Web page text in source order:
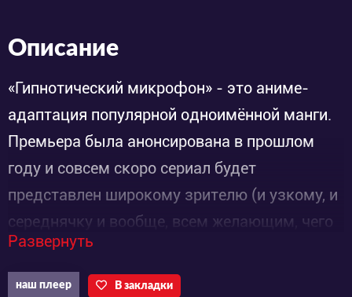
Описание
«Гипнотический микрофон» - это аниме-
адаптация популярной одноимённой манги.
Премьера была анонсирована в прошлом
году и совсем скоро сериал будет
представлен широкому зрителю (и узкому, и
середнячку и вообще, всем желающим, чего
уж).
Развернуть
наш плеер В закладки